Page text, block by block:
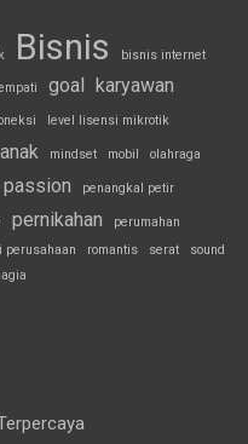
Bisnis bisnis internet
goal karyawan
level lisensi mikrotik
mindset mobil olahraga
passion penangkal petir
pernikahan perumahan
perusahaan romantis serat
sound